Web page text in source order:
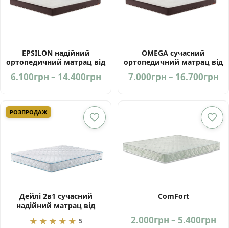
EPSILON надійний
ортопедичний матрац від
6.100грн – 14.400грнPrice
through
14.400грн
OMEGA сучасний
ортопедичний матрац від
7.000грн – 16.700грн
РОЗПРОДАЖ
Дейлі 2в1 сучасний
надійний матрац від
★★★★★ 5
ComFort
2.000грн – 5.400грн